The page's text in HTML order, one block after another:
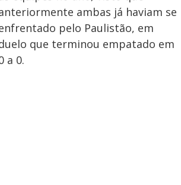
ambas já haviam se
pelo Paulistão, em
que terminou empatado em
a 0.